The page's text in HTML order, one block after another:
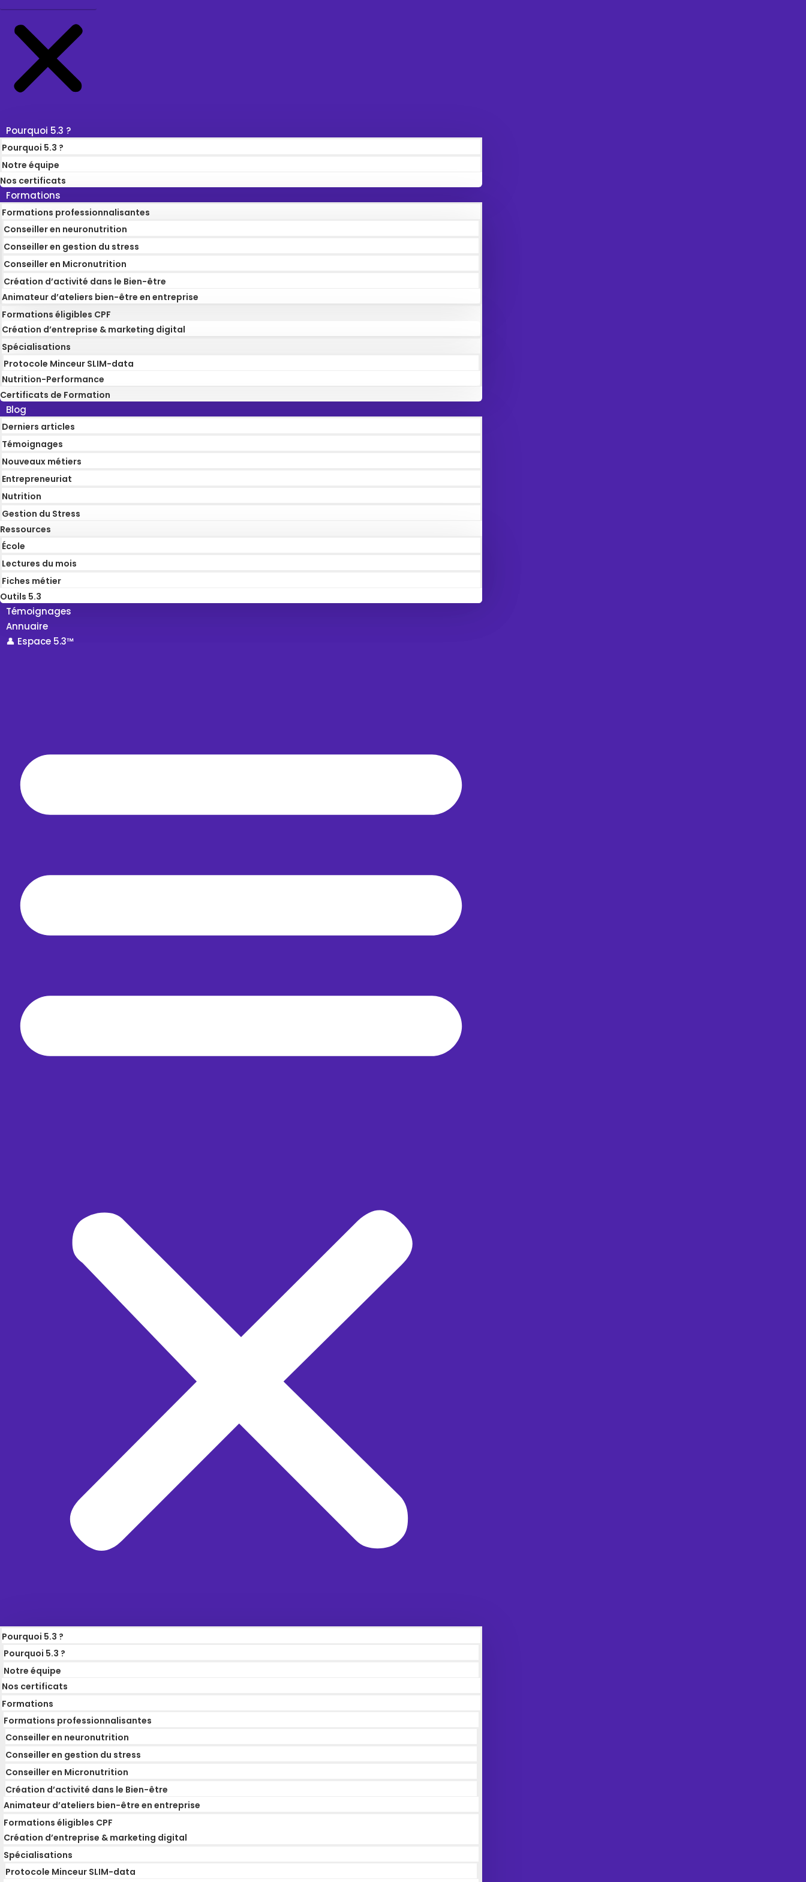
Pourquoi 5.3 ?
Pourquoi 5.3 ?
Notre équipe
Nos certificats
Formations
Formations professionnalisantes
Conseiller en neuronutrition
Conseiller en gestion du stress
Conseiller en Micronutrition
Création d’activité dans le Bien-être
Animateur d’ateliers bien-être en entreprise
Formations éligibles CPF
Création d’entreprise & marketing digital
Spécialisations
Protocole Minceur SLIM-data
Nutrition-Performance
Certificats de Formation
Blog
Derniers articles
Témoignages
Nouveaux métiers
Entrepreneuriat
Nutrition
Gestion du Stress
Ressources
École
Lectures du mois
Fiches métier
Outils 5.3
Témoignages
Annuaire
👤 Espace 5.3™
Pourquoi 5.3 ?
Pourquoi 5.3 ?
Notre équipe
Nos certificats
Formations
Formations professionnalisantes
Conseiller en neuronutrition
Conseiller en gestion du stress
Conseiller en Micronutrition
Création d’activité dans le Bien-être
Animateur d’ateliers bien-être en entreprise
Formations éligibles CPF
Création d’entreprise & marketing digital
Spécialisations
Protocole Minceur SLIM-data